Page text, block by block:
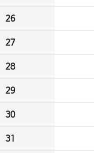
26
27
28
29
30
31